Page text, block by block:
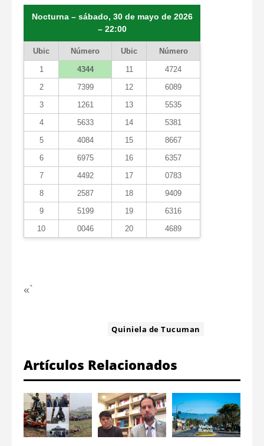
Nocturna – sábado, 30 de mayo de 2026
– 22:00
Ubic Número Ubic Número
1 4344 11
4724
2
7399 12
6089
3
1261 13
5535
4
5633 14
5381
5
4084 15
8667
6
6975 16
6357
7
4492 17
0783
8
2587 18
9409
9
5199 19
6316
10
0046 20 4689
«`
Quiniela de Tucuman
Artículos Relacionados